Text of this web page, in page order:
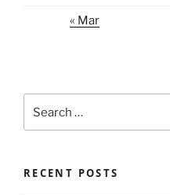
« Mar
for:
RECENT POSTS